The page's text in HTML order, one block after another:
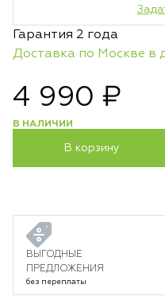
Гарантия 2 года
Доставка по Москве в
4 990 ₽
В НАЛИЧИИ
В корзину
ВЫГОДНЫЕ
ПРЕДЛОЖЕНИЯ
без переплаты